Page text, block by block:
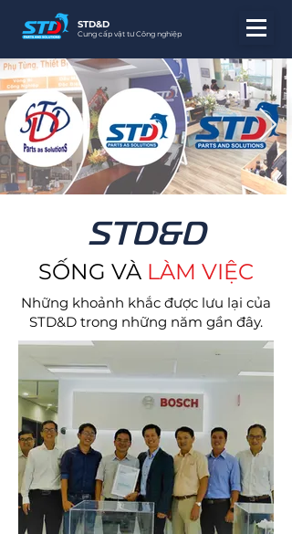
STD&D
Cung cấp vật tư Công nghiệp
STD&D
SỐNG VÀ LÀM VIỆC
Những khoảnh khắc được lưu lại của
STD&D trong những năm gần đây.